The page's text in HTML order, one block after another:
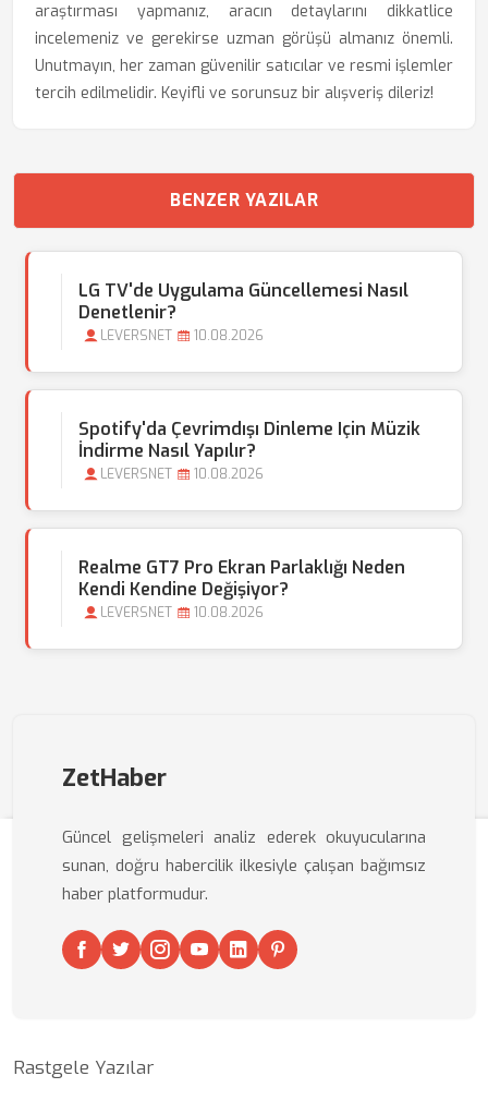
araştırması yapmanız, aracın detaylarını dikkatlice
incelemeniz ve gerekirse uzman görüşü almanız önemli.
Unutmayın, her zaman güvenilir satıcılar ve resmi işlemler
tercih edilmelidir. Keyifli ve sorunsuz bir alışveriş dileriz!
BENZER YAZILAR
LG TV'de Uygulama Güncellemesi Nasıl
Denetlenir?
LEVERSNET 10.08.2026
Spotify'da Çevrimdışı Dinleme Için Müzik
İndirme Nasıl Yapılır?
LEVERSNET 10.08.2026
Realme GT7 Pro Ekran Parlaklığı Neden
Kendi Kendine Değişiyor?
LEVERSNET 10.08.2026
ZetHaber
Güncel gelişmeleri analiz ederek okuyucularına
sunan, doğru habercilik ilkesiyle çalışan bağımsız
haber platformudur.
Rastgele Yazılar